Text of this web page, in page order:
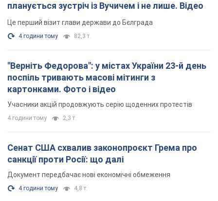
планується зустріч із Вучичем і не лише. Відео
Це перший візит глави держави до Бєлграда
4 години тому 82,3 т.
"Верніть Федорова": у містах України 23-й день
поспіль тривають масові мітинги з
картонками. Фото і відео
Учасники акцій продовжують серію щоденних протестів
4 години тому 2,3 т.
Сенат США схвалив законопроєкт Грема про
санкції проти Росії: що далі
Документ передбачає нові економічні обмеження
4 години тому 4,8 т.